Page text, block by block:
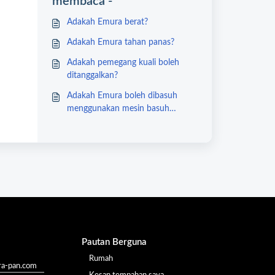
Adakah Emura berat?
Adakah Emura tahan panas?
Adakah pemegang kuali boleh
ditanggalkan?
Adakah Emura boleh dibasuh
menggunakan mesin basuh
pan.com
Pautan Berguna
Rumah